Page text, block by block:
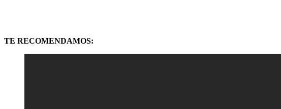
TE RECOMENDAMOS: